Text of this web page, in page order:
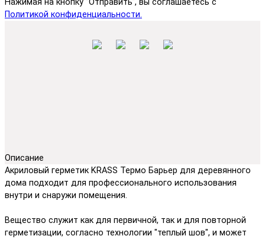
Политикой конфиденциальности.
Описание
Акриловый герметик KRASS Термо Барьер для деревянного
дома подходит для профессионального использования
внутри и снаружи помещения.
Вещество служит как для первичной, так и для повторной
герметизации, согласно технологии "теплый шов", и может